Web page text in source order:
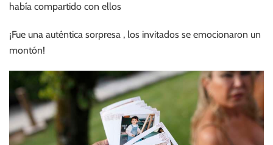
había compartido con ellos
¡Fue una auténtica sorpresa , los invitados se emocionaron un
montón!